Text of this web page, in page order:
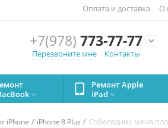
Оплата и доставка О
+7(978) 773-77-77

Перезвоните мне
Контакты

Ремонт Apple
iPad 
iPhone / iPhone 8 Plus / Собеседник меня